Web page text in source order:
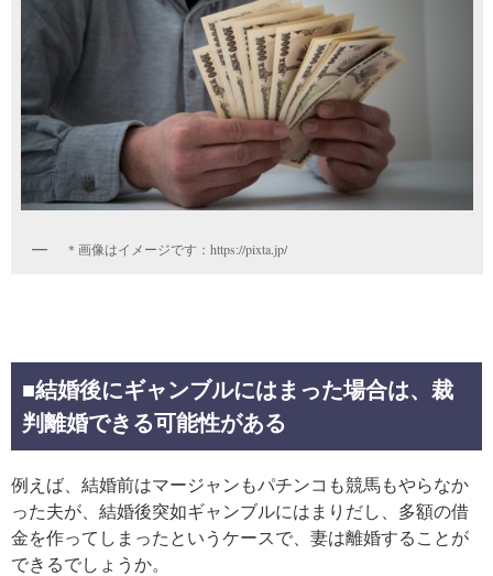
＊画像はイメージです：https://pixta.jp/
■結婚後にギャンブルにはまった場合は、裁
判離婚できる可能性がある
例えば、結婚前はマージャンもパチンコも競馬もやらなか
った夫が、結婚後突如ギャンブルにはまりだし、多額の借
金を作ってしまったというケースで、妻は離婚することが
できるでしょうか。